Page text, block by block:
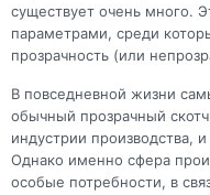
существует очень много.
параметрами, среди
прозрачность (или
В повседневной жизни
обычный прозрачный
индустрии производства,
Однако именно сфера
особые потребности, в